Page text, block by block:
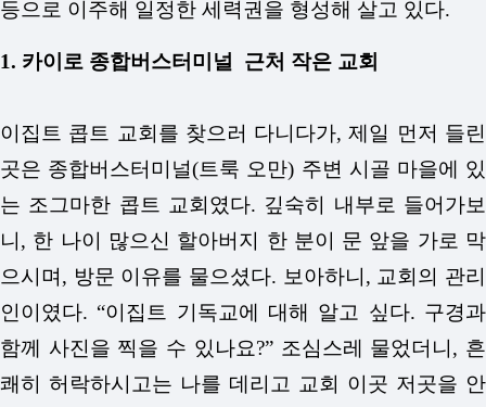
등으로 이주해 일정한 세력권을 형성해 살고 있다.
1. 카이로 종합버스터미널 근처 작은 교회
이집트 콥트 교회를 찾으러 다니다가, 제일 먼저 들린
곳은 종합버스터미널(트룩 오만) 주변 시골 마을에 있
는 조그마한 콥트 교회였다. 깊숙히 내부로 들어가보
니, 한 나이 많으신 할아버지 한 분이 문 앞을 가로 막
으시며, 방문 이유를 물으셨다. 보아하니, 교회의 관리
인이였다. “이집트 기독교에 대해 알고 싶다. 구경과
함께 사진을 찍을 수 있나요?” 조심스레 물었더니, 흔
쾌히 허락하시고는 나를 데리고 교회 이곳 저곳을 안